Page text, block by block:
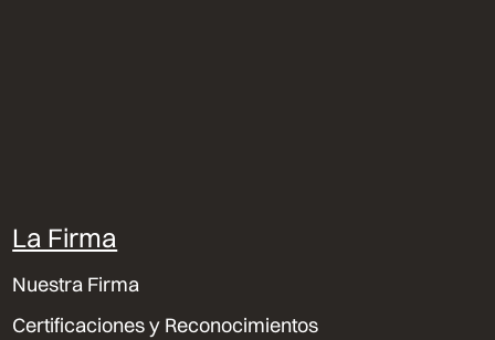
La Firma
Nuestra Firma
Certificaciones y Reconocimientos